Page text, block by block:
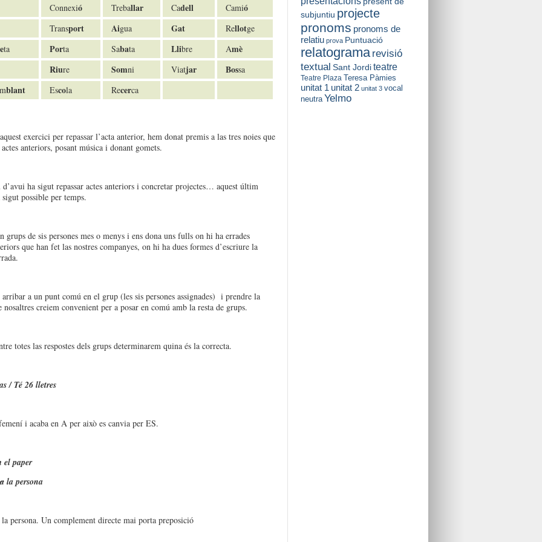
Connexió Treballar Cadell Camió
Transport Aigua Gat Rellotge
ta Porta Sabata Llibre Amè
Riure Somni Viatjar Bossa
blant Escola Recerca
exercici per repassar l’acta anterior, hem donat premis a las tres noies que
anteriors, posant música i donant gomets.
d’avui ha sigut repassar actes anteriors i concretar projectes… aquest últim
possible per temps.
grups de sis persones mes o menys i ens dona uns fulls on hi ha errades
que han fet las nostres companyes, on hi ha dues formes d’escriure la
a un punt comú en el grup (les sis persones assignades) i prendre la
nosaltres creiem convenient per a posar en comú amb la resta de grups.
totes las respostes dels grups determinarem quina és la correcta.
/ Té 26 lletres
i acaba en A per això es canvia per ES.
el paper
ala persona
persona. Un complement directe mai porta preposició
subjuntiu projecte
pronoms pronoms de
relatiu prova Puntuació
relatograma revisió
textual Sant Jordi teatre
Teatre Plaza Teresa Pàmies
unitat 1 unitat 2 unitat 3 vocal
neutra Yelmo